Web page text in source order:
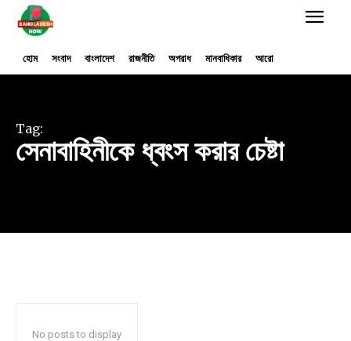
হোম সংবাদ বাংলাদেশ রাজনীতি অপরাধ মানবাধিকার আরো
Tag:
সেনাবাহিনীকে ধ্বংস করার চেষ্টা
No posts to display